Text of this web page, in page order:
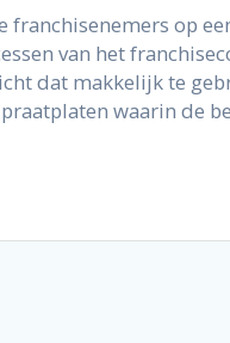
franchisenemers op
van het
dat makkelijk te
waarin de